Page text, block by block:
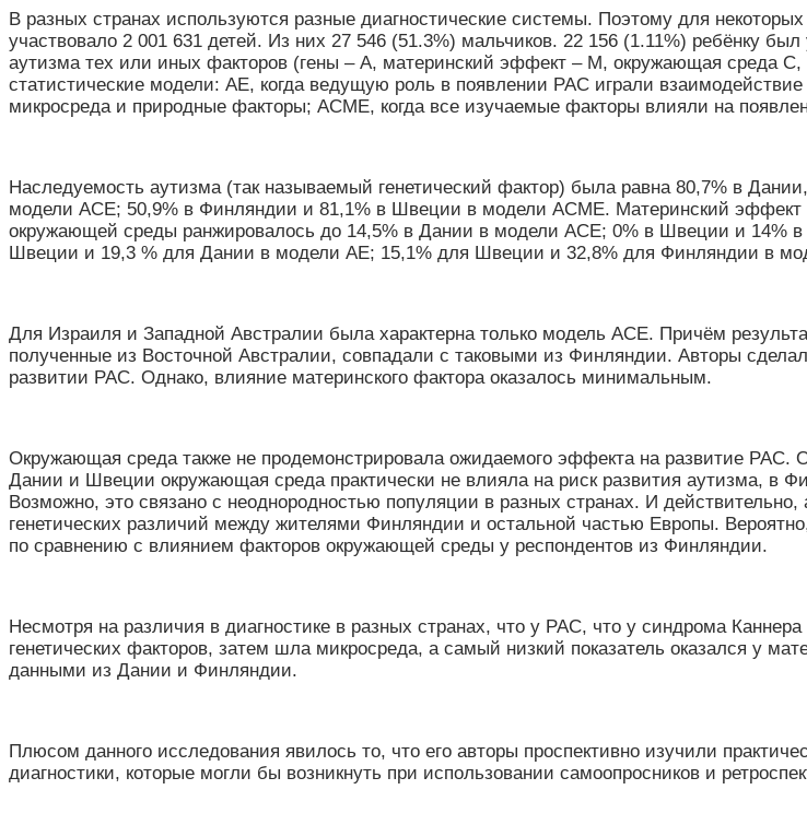
В разных странах используются разные диагностические системы. Поэтому для
участвовало 2 001 631 детей. Из них 27 546 (51.3%) мальчиков. 22 156 (1.11%) ребёнку
аутизма тех или иных факторов (гены – A, материнский эффект – M, окружающая среда
статистические модели: АЕ, когда ведущую роль в появлении РАС играли
микросреда и природные факторы; АСМЕ, когда все изучаемые факторы влияли на
Наследуемость аутизма (так называемый генетический фактор) была равна 80,7% в
модели АСЕ; 50,9% в Финляндии и 81,1% в Швеции в модели АСМЕ. Материнский эффект
окружающей среды ранжировалось до 14,5% в Дании в модели АСЕ; 0% в Швеции и 14%
Швеции и 19,3 % для Дании в модели АЕ; 15,1% для Швеции и 32,8% для Финляндии в
Для Израиля и Западной Австралии была характерна только модель АСЕ. Причём
полученные из Восточной Австралии, совпадали с таковыми из Финляндии. Авторы
развитии РАС. Однако, влияние материнского фактора оказалось минимальным.
Окружающая среда также не продемонстрировала ожидаемого эффекта на развитие РАС.
Дании и Швеции окружающая среда практически не влияла на риск развития аутизма, в
Возможно, это связано с неоднородностью популяции в разных странах. И
генетических различий между жителями Финляндии и остальной частью Европы.
по сравнению с влиянием факторов окружающей среды у респондентов из Финляндии.
Несмотря на различия в диагностике в разных странах, что у РАС, что у синдрома
генетических факторов, затем шла микросреда, а самый низкий показатель оказался у
данными из Дании и Финляндии.
Плюсом данного исследования явилось то, что его авторы проспективно изучили
диагностики, которые могли бы возникнуть при использовании самоопросников и